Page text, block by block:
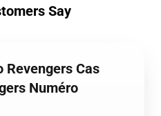
Say
Revengers Cas
Numéro